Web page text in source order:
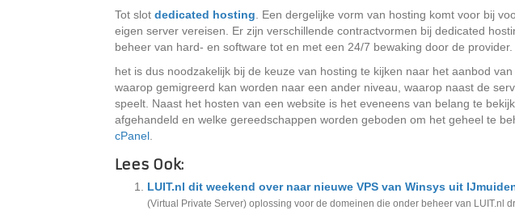
Tot slot dedicated hosting . Een dergelijke vorm van hosting komt voor bij
eigen server vereisen. Er zijn verschillende contractvormen bij dedicated
beheer van hard- en software tot en met een 24/7 bewaking door de provider.
het is dus noodzakelijk bij de keuze van hosting te kijken naar het aanbod
waarop gemigreerd kan worden naar een ander niveau, waarop naast de
speelt. Naast het hosten van een website is het eveneens van belang te
afgehandeld en welke gereedschappen worden geboden om het geheel te
cPanel
Lees Ook:
LUIT.nl dit weekend over naar nieuwe VPS van Winsys uit
(Virtual Private Server) oplossing voor de domeinen die onder beheer van LUIT.nl